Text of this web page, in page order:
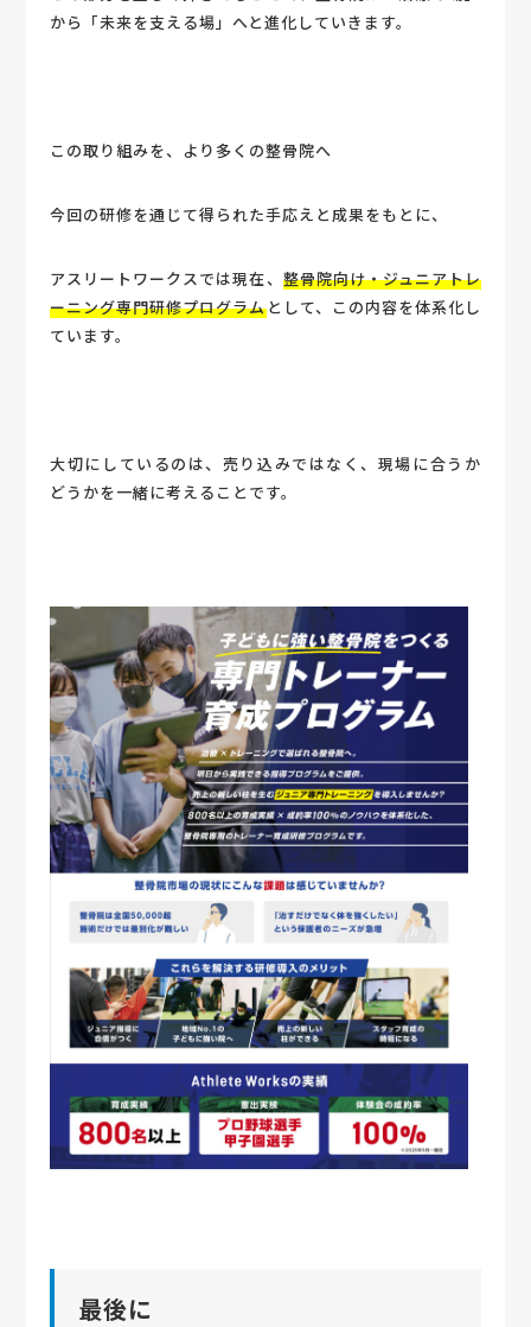
から「未来を支える場」へと進化していきます。
この取り組みを、より多くの整骨院へ
今回の研修を通じて得られた手応えと成果をもとに、
アスリートワークスでは現在、 整骨院向け・ジュニアトレ
ーニング専門研修プログラムとして、この内容を体系化し
ています。
大切にしているのは、売り込みではなく、現場に合うか
どうかを一緒に考えることです。
最後に